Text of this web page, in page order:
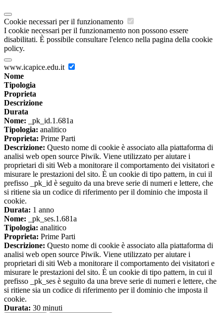
Cookie necessari per il funzionamento
I cookie necessari per il funzionamento non possono essere
disabilitati. È possibile consultare l'elenco nella pagina della cookie
policy.
www.icapice.edu.it
Nome
Tipologia
Proprieta
Descrizione
Durata
Nome: _pk_id.1.681a
Tipologia: analitico
Proprieta: Prime Parti
Descrizione: Questo nome di cookie è associato alla piattaforma di
analisi web open source Piwik. Viene utilizzato per aiutare i
proprietari di siti Web a monitorare il comportamento dei visitatori e
misurare le prestazioni del sito. È un cookie di tipo pattern, in cui il
prefisso _pk_id è seguito da una breve serie di numeri e lettere, che
si ritiene sia un codice di riferimento per il dominio che imposta il
cookie.
Durata: 1 anno
Nome: _pk_ses.1.681a
Tipologia: analitico
Proprieta: Prime Parti
Descrizione: Questo nome di cookie è associato alla piattaforma di
analisi web open source Piwik. Viene utilizzato per aiutare i
proprietari di siti Web a monitorare il comportamento dei visitatori e
misurare le prestazioni del sito. È un cookie di tipo pattern, in cui il
prefisso _pk_ses è seguito da una breve serie di numeri e lettere, che
si ritiene sia un codice di riferimento per il dominio che imposta il
cookie.
Durata: 30 minuti